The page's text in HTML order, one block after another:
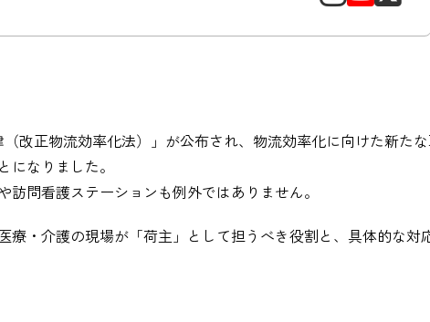
改正物流効率化法）」が公布され、物流効率化に向けた新た
になりました。
問看護ステーションも例外ではありません。
療・介護の現場が「荷主」として担うべき役割と、具体的な対